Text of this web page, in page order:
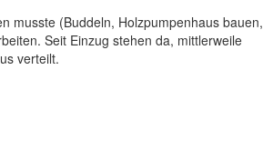
musste (Buddeln, Holzpumpenhaus bauen,
Seit Einzug stehen da, mittlerweile
verteilt.